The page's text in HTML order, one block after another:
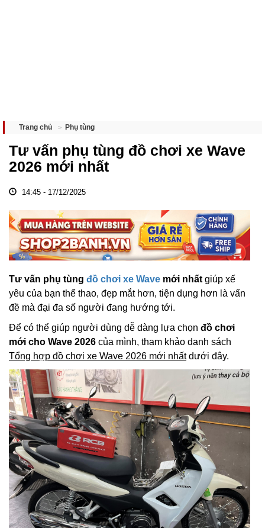
Trang chủ Phụ tùng
Tư vấn phụ tùng đồ chơi xe Wave
2026 mới nhất
14:45 - 17/12/2025
Tư vấn phụ tùng đồ chơi xe Wave mới nhất giúp xế
yêu của bạn thể thao, đẹp mắt hơn, tiện dụng hơn là vấn
đề mà đại đa số người đang hướng tới.
Để có thể giúp người dùng dễ dàng lựa chọn đồ chơi
mới cho Wave 2026 của mình, tham khảo danh sách
Tổng hợp đồ chơi xe Wave 2026 mới nhấtdưới đây.